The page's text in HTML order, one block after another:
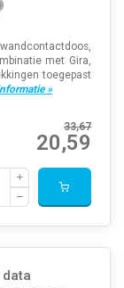
met Gira,
toegepast
»
33,67
20,59
data